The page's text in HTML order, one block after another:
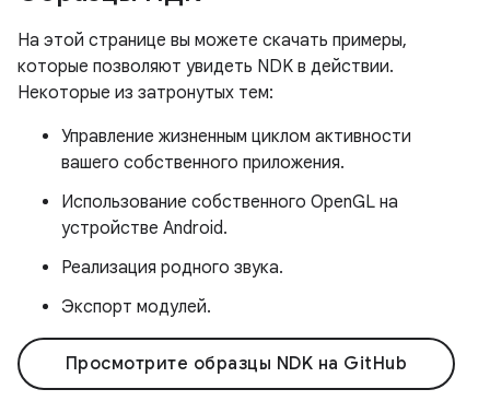
На этой странице вы можете скачать примеры,
которые позволяют увидеть NDK в действии.
Некоторые из затронутых тем:
Управление жизненным циклом активности
вашего собственного приложения.
Использование собственного OpenGL на
устройстве Android.
Реализация родного звука.
Экспорт модулей.
Просмотрите образцы NDK на GitHub